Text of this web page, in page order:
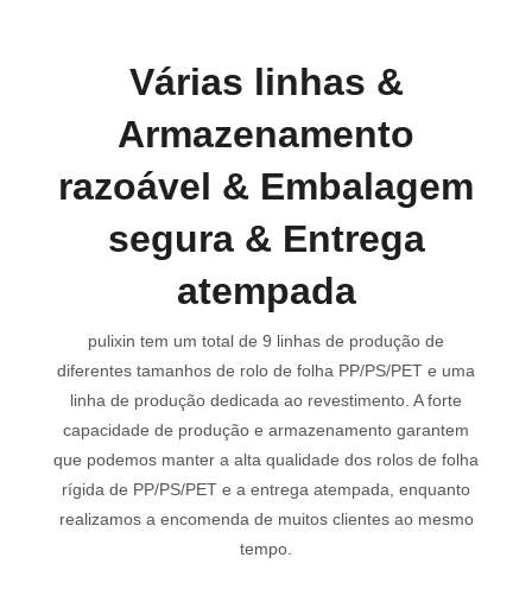
Várias linhas &
Armazenamento
razoável & Embalagem
segura & Entrega
atempada
pulixin tem um total de 9 linhas de produção de
diferentes tamanhos de rolo de folha PP/PS/PET e uma
linha de produção dedicada ao revestimento. A forte
capacidade de produção e armazenamento garantem
que podemos manter a alta qualidade dos rolos de folha
rígida de PP/PS/PET e a entrega atempada, enquanto
realizamos a encomenda de muitos clientes ao mesmo
tempo.